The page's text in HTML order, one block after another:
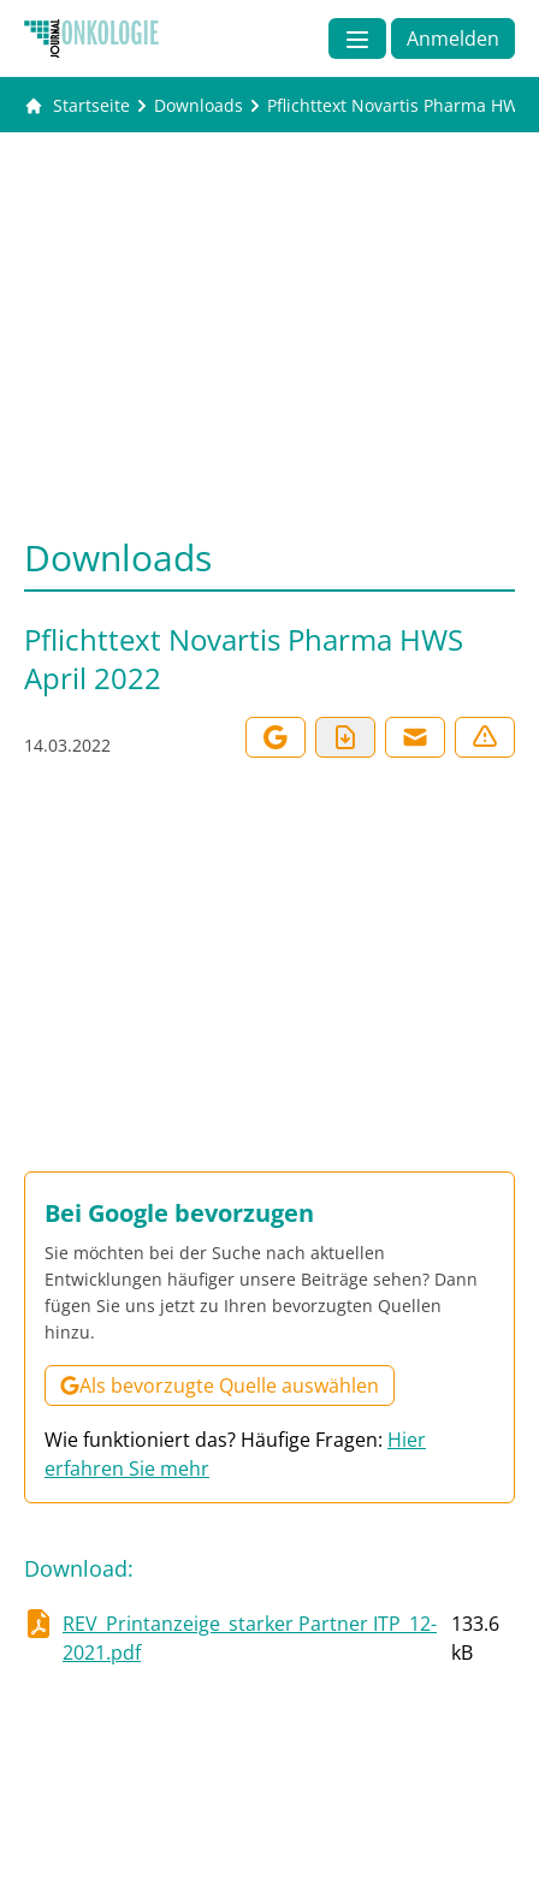
Anmelden
Startseite Downloads Pflichttext Novartis Pharma HWS
Downloads
Pflichttext Novartis Pharma HWS
April 2022
14.03.2022
Bei Google bevorzugen
Sie möchten bei der Suche nach aktuellen
Entwicklungen häufiger unsere Beiträge sehen? Dann
fügen Sie uns jetzt zu Ihren bevorzugten Quellen
hinzu.
Als bevorzugte Quelle auswählen
Wie funktioniert das? Häufige Fragen: Hier
erfahren Sie mehr
Download:
REV_Printanzeige_starker Partner ITP_12-
2021.pdf
133.6
kB